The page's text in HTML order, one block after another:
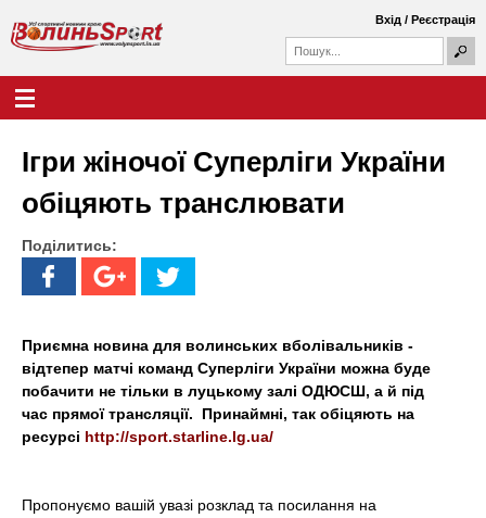
вмісту
В
л
и
н
ь
S
p
o
о
у
о
а
о
ш
Вхід / Реєстрація
Ігри жіночої Суперліги України
обіцяють транслювати
Поділитись:
Приємна новина для волинських вболівальників -
відтепер матчі команд Суперліги України можна буде
побачити не тільки в луцькому залі ОДЮСШ, а й під
час прямої трансляції.
Принаймні, так обіцяють на
ресурсі http://sport.starline.lg.ua/
Пропонуємо вашій увазі розклад та посилання на